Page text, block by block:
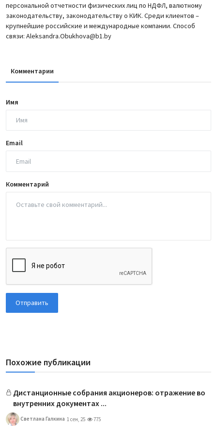
персональной отчетности физических лиц по НДФЛ, валютному
законодательству, законодательству о КИК. Среди клиентов –
крупнейшие российские и международные компании. Способ
связи: Aleksandra.Obukhova@b1.by
Комментарии
Имя
Email
Комментарий
Отправить
Похожие публикации
Дистанционные собрания акционеров: отражение во
внутренних документах ...
Светлана Галкина 1 сен, 25 775